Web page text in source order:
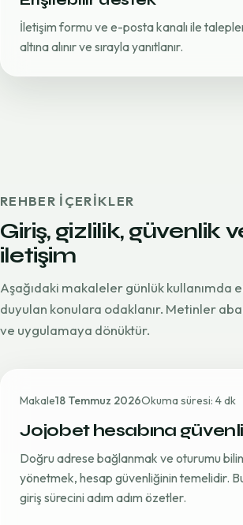
İletişim formu ve e-posta kanalı ile
altına alınır ve sırayla yanıtlanır.
REHBER IÇERIKLER
Giriş, gizlilik, güvenlik
iletişim
Aşağıdaki makaleler günlük kullanımda
duyulan konulara odaklanır. Metinler
ve uygulamaya dönüktür.
Makale18 Temmuz 2026Okuma süresi: 4 dk
Jojobet hesabına
Doğru adrese bağlanmak ve oturumu
yönetmek, hesap güvenliğinin temelidir.
giriş sürecini adım adım özetler.